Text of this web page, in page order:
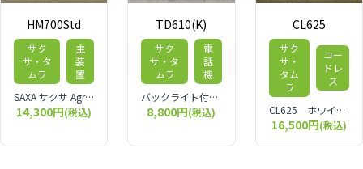
HM700Std
サク
サ・タ
ムラ
主
装
置
SAXA サクサ Agrea HM700シリーズ 主装置 10名規模のオフィスに適しているビジネスフォン用主装置です。
14,300円(税込)
TD610(K)
サク
サ・タ
ムラ
電
話
機
バックライト付き漢字表示チルトディスプレイ TD610(K)18ボタン電話機(18外線対応)(黒)
8,800円(税込)
CL625
サク
サ・
タム
ラ
コー
ドレ
ス
CL625 ホワイト 親機と子機が離れるコードレスタイプのビジネスフォンです。オフィス内を頻繁に移動しながら通話する方にお勧めです。
16,500円(税込)